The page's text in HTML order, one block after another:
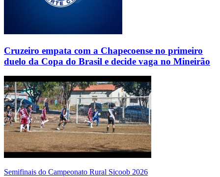
Cruzeiro empata com a Chapecoense no primeiro
duelo da Copa do Brasil e decide vaga no Mineirão
Semifinais do Campeonato Rural Sicoob 2026